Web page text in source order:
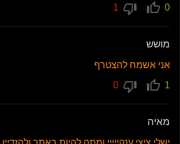
0
מושש
אני אשמח להצטרף
1
מאיה